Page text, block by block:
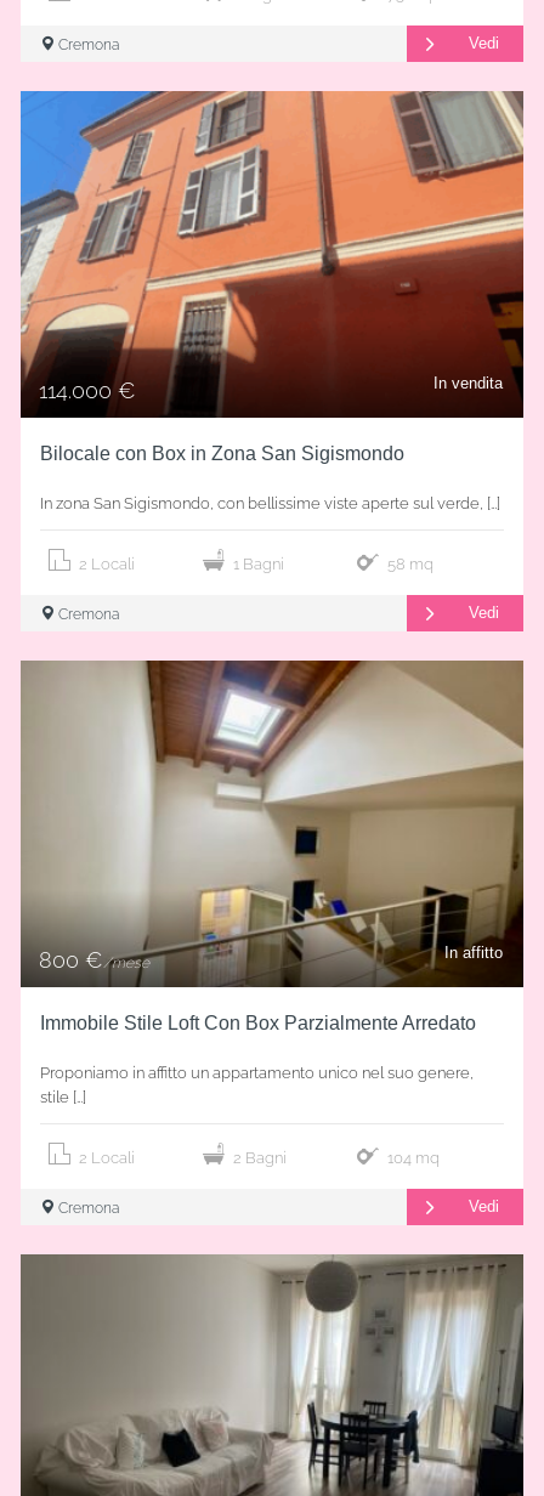
Cremona Vedi
In vendita
114.000 €
Bilocale con Box in Zona San Sigismondo
In zona San Sigismondo, con bellissime viste aperte sul verde, […]
2 Locali 1 Bagni 58 mq
Cremona Vedi
In affitto
800 €/mese
Immobile Stile Loft Con Box Parzialmente Arredato
Proponiamo in affitto un appartamento unico nel suo genere,
stile […]
2 Locali 2 Bagni 104 mq
Cremona Vedi